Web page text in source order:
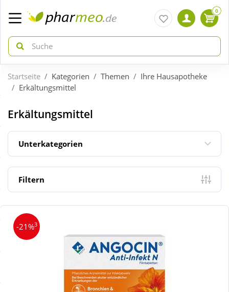
zurück
ÜBERSICHT AKTIONEN
Aktuelle Coupons
Neuheiten
Sale
zurück
ÜBERSICHT KATEGORIEN
Arzneimittel
Diabetes
Körperpflege & Kosmetik
0
Startseite Kategorien Themen
Ihre Hausapotheke
Erkältungsmittel
Erkältungsmittel
Unterkategorien
Filtern
-21%3